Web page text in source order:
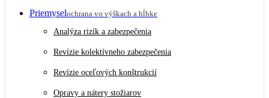
Priemyselochrana vo výškach a hĺbke
Analýza rizík a zabezpečenia
Revízie kolektívneho zabezpečenia
Revízie oceľových konštrukcií
Opravy a nátery stožiarov